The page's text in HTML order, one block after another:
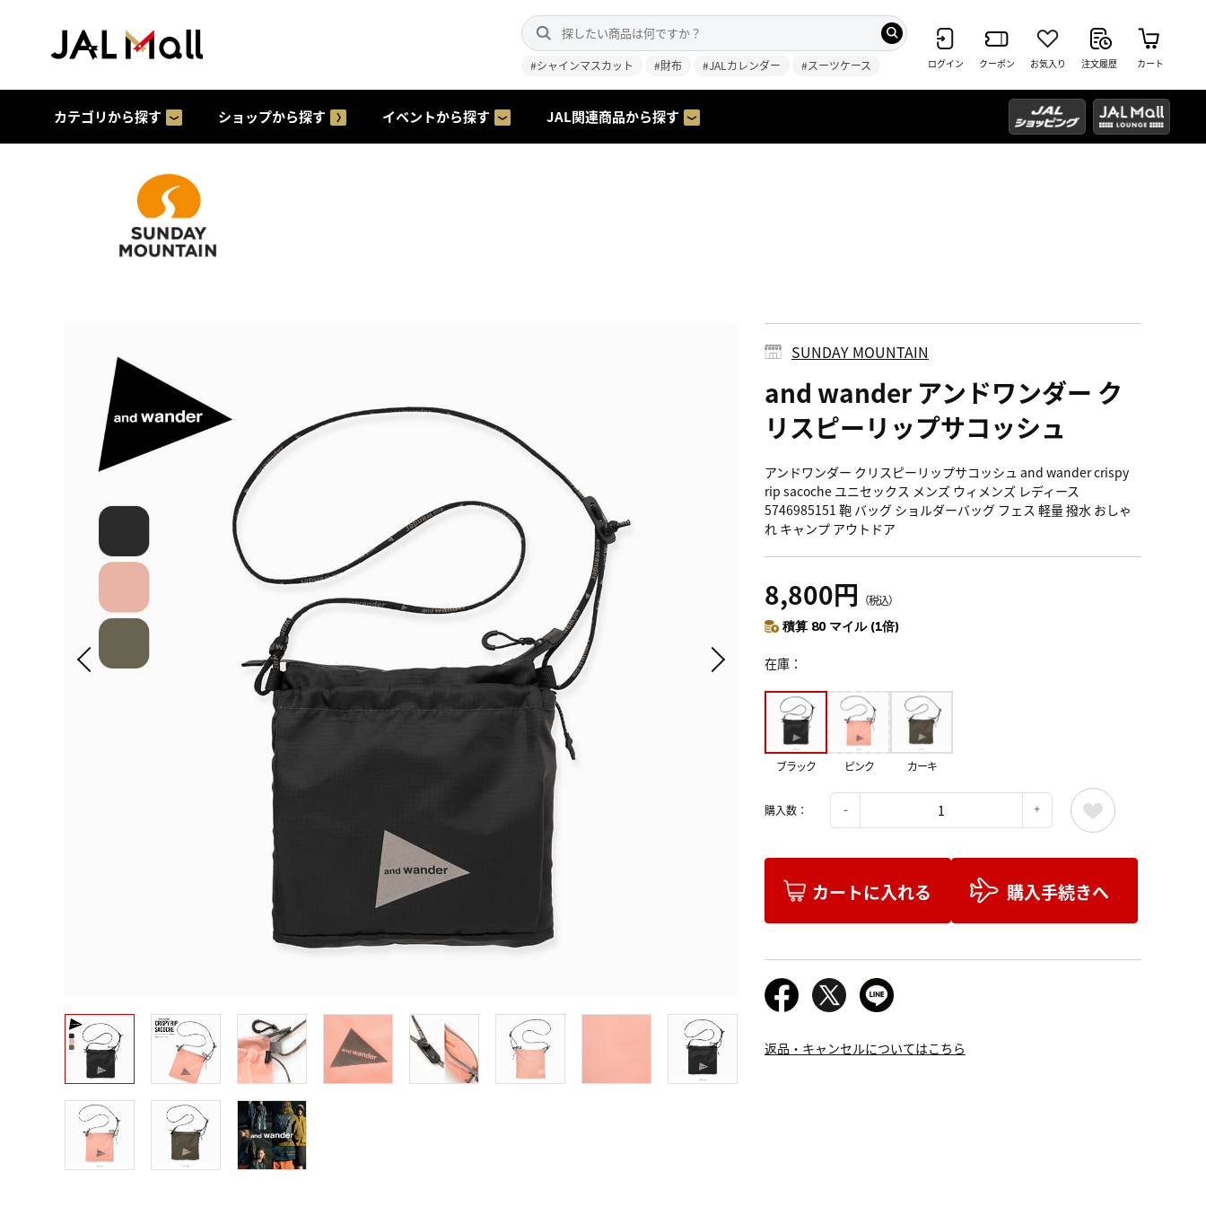
#シャインマスカット #財布 #JALカレンダー #スーツケース ログイン クーポン お気入り 注文履歴 カート
カテゴリから探す ショップから探す イベントから探す JAL関連商品から探す
SUNDAY MOUNTAIN
and wander アンドワンダー ク
リスピーリップサコッシュ
アンドワンダー クリスピーリップサコッシュ and wander crispy
rip sacoche ユニセックス メンズ ウィメンズ レディース
5746985151 鞄 バッグ ショルダーバッグ フェス 軽量 撥水 おしゃ
れ キャンプ アウトドア
8,800円 （税込）
積算 80 マイル (1倍)
在庫
ブラック ピンク カーキ
購入数：
カートに入れる 購入手続きへ
返品・キャンセルについてはこちら